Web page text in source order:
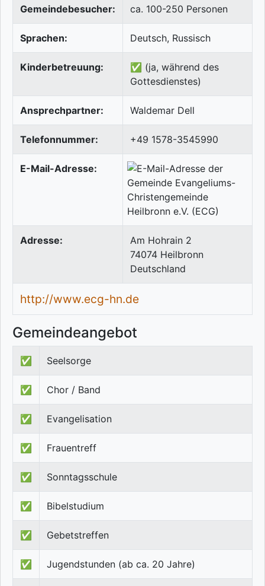
Gemeindebesucher: ca. 100-250 Personen
Sprachen: Deutsch, Russisch
Kinderbetreuung:
✅ (ja, während des
Gottesdienstes)
Ansprechpartner: Waldemar Dell
Telefonnummer: +49 1578-3545990
E-Mail-Adresse:
Adresse:
Am Hohrain 2
74074 Heilbronn
Deutschland
http://www.ecg-hn.de
Gemeindeangebot
✅ Seelsorge
✅ Chor / Band
✅ Evangelisation
✅ Frauentreff
✅ Sonntagsschule
✅ Bibelstudium
✅ Gebetstreffen
✅ Jugendstunden (ab ca. 20 Jahre)